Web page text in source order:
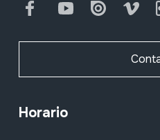
FacebookYoutube Issuu
Horario